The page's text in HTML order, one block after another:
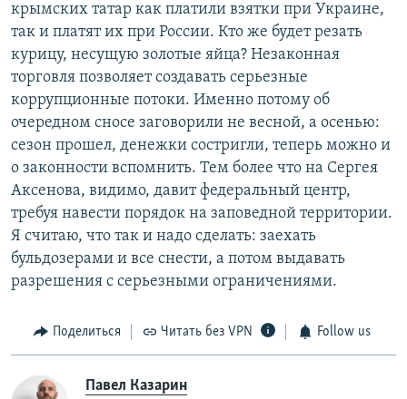
крымских татар как платили взятки при Украине,
так и платят их при России. Кто же будет резать
курицу, несущую золотые яйца? Незаконная
торговля позволяет создавать серьезные
коррупционные потоки. Именно потому об
очередном сносе заговорили не весной, а осенью:
сезон прошел, денежки состригли, теперь можно и
о законности вспомнить. Тем более что на Сергея
Аксенова, видимо, давит федеральный центр,
требуя навести порядок на заповедной территории.
Я считаю, что так и надо сделать: заехать
бульдозерами и все снести, а потом выдавать
разрешения с серьезными ограничениями.
Поделиться Читать без VPN Follow us
Павел Казарин